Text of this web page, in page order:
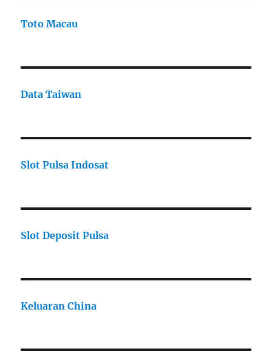
Toto Macau
Data Taiwan
Slot Pulsa Indosat
Slot Deposit Pulsa
Keluaran China